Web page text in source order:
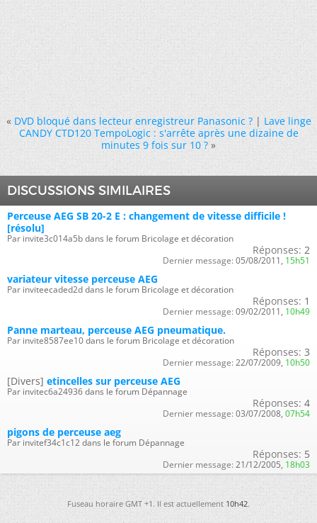
« DVD bloqué dans lecteur enregistreur Panasonic ?|Lave linge
CANDY CTD120 TempoLogic : s'arrête après une dizaine de
minutes 9 fois sur 10 ? »
DISCUSSIONS SIMILAIRES
Perceuse AEG SB 20-2 E : changement de vitesse difficile !
[résolu]
Par invite3c014a5b dans le forum Bricolage et décoration
Réponses: 2
Dernier message: 05/08/2011, 15h51
variateur vitesse perceuse AEG
Par inviteecaded2d dans le forum Bricolage et décoration
Réponses: 1
Dernier message: 09/02/2011, 10h49
Panne marteau, perceuse AEG pneumatique.
Par invite8587ee10 dans le forum Bricolage et décoration
Réponses: 3
Dernier message: 22/07/2009, 10h50
[Divers] etincelles sur perceuse AEG
Par invitec6a24936 dans le forum Dépannage
Réponses: 4
Dernier message: 03/07/2008, 07h54
pigons de perceuse aeg
Par invitef34c1c12 dans le forum Dépannage
Réponses: 5
Dernier message: 21/12/2005, 18h03
Fuseau horaire GMT +1. Il est actuellement10h42.